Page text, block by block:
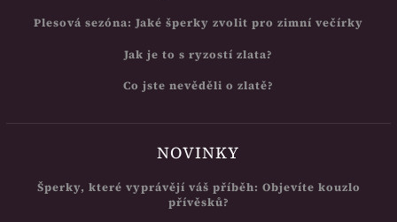
Plesová sezóna: Jaké šperky zvolit pro zimní večírky
Jak je to s ryzostí zlata?
Co jste nevěděli o zlatě?
NOVINKY
Šperky, které vyprávějí váš příběh: Objevíte kouzlo
přívěsků?